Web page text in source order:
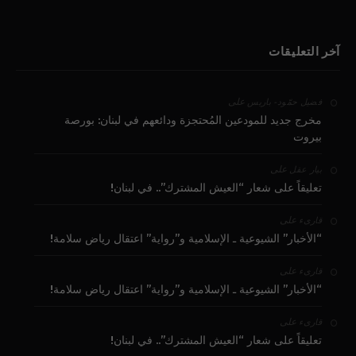
آخر التعليقات
فضيل حمّود - باريس على
مخرج جديد للمودعين المُحتجزة ودائعهم في لبنان: بورصة
بيروت
بيار عقل على
تعليقاً على شعار “العيش المشترك”.. في لبنان!
قارىء على
“الأخبار” الشيوعية ـ الإسلامية و”رواية” اعتقال رياض سلامة!
قارىء على
“الأخبار” الشيوعية ـ الإسلامية و”رواية” اعتقال رياض سلامة!
قارىء على
تعليقاً على شعار “العيش المشترك”.. في لبنان!